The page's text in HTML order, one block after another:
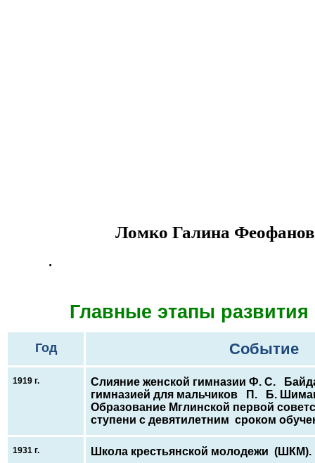
Ломко Галина
.
Главные этапы
Год Событие
1919 г.
Слияние женской гимназии Ф. С.
гимназией для мальчиков П. Б.
Образование Мглинской первой
ступени с девятилетним сроком
1931 г. Школа крестьянской молодежи (ШКМ).